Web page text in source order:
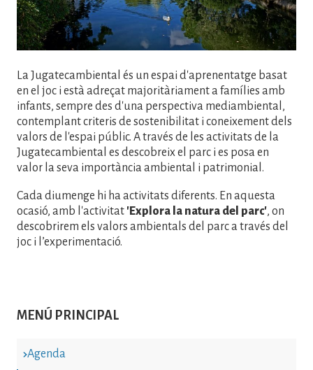
MENÚ PRINCIPAL
Agenda
La Jugatecambiental és un espai d'aprenentatge basat
en el joc i està adreçat majoritàriament a famílies amb
infants, sempre des d'una perspectiva mediambiental,
contemplant criteris de sostenibilitat i coneixement dels
valors de l'espai públic. A través de les activitats de la
Jugatecambiental es descobreix el parc i es posa en
valor la seva importància ambiental i patrimonial.
Cada diumenge hi ha activitats diferents. En aquesta
ocasió, amb l'activitat 'Explora la natura del parc', on
descobrirem els valors ambientals del parc a través del
joc i l’experimentació.